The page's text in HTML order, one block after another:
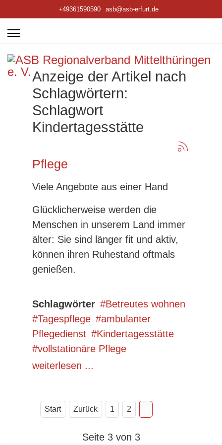
+49361590590 asb@asb-erfurt.de
Anzeige der Artikel nach
Schlagwörtern:
Schlagwort
Kindertagesstätte
Pflege
Viele Angebote aus einer Hand
Glücklicherweise werden die
Menschen in unserem Land immer
älter: Sie sind länger fit und aktiv,
können ihren Ruhestand oftmals
genießen.
Schlagwörter
Betreutes wohnen
Tagespflege
ambulanter
Pflegedienst
Kindertagesstätte
vollstationäre Pflege
weiterlesen ...
Start Zurück 1 2
Seite 3 von 3